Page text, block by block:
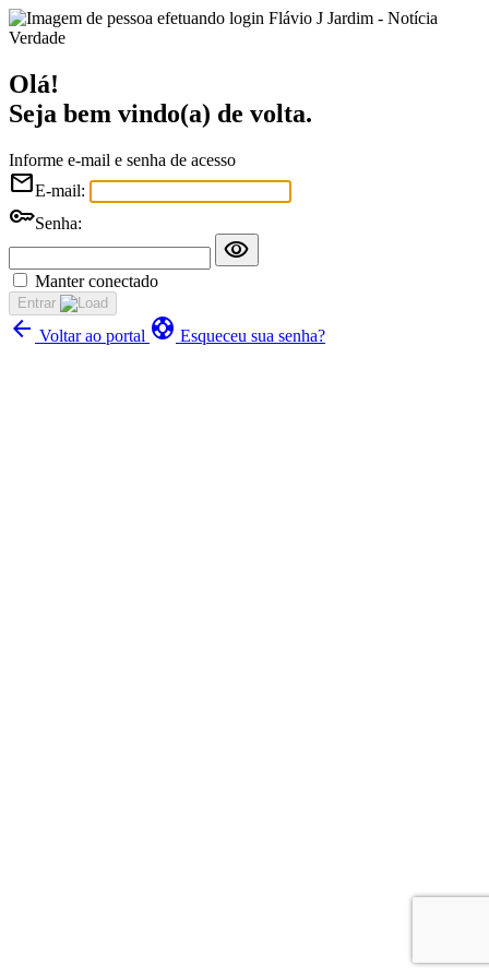
Flávio J Jardim - Notícia
Verdade
Olá!
Seja bem vindo(a) de volta.
Informe e-mail e senha de acesso
mailE-mail:
keySenha:
visibility
Manter conectado
Entrar
arrow_back Voltar ao portal support Esqueceu sua senha?